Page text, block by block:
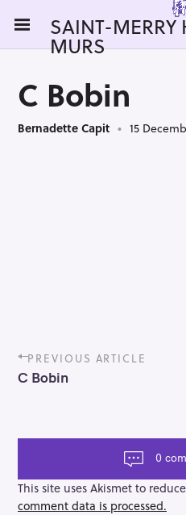
i
SAINT-
MURS
C Bobin
Bernadette Capit 15
P
o
s
a
g
a
PREVIOUS ARTICLE
C Bobin
0
This site uses Akismet to
comment data is processed.